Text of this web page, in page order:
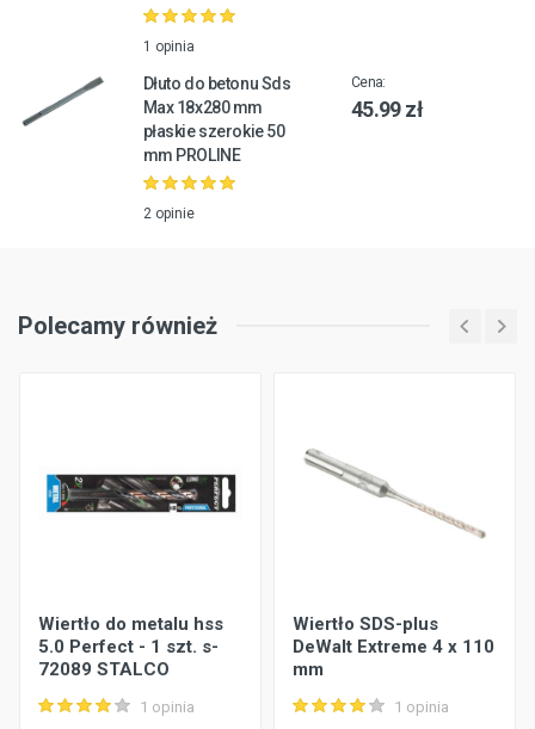
1 opinia
Dłuto do betonu Sds
Max 18x280 mm
płaskie szerokie 50
mm PROLINE
2 opinie
Cena:
45.99 zł
Polecamy również
Wiertło do metalu hss
5.0 Perfect - 1 szt. s-
72089 STALCO
1 opinia
Wiertło SDS-plus
DeWalt Extreme 4 x 110
mm
1 opinia